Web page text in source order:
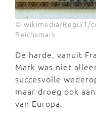
© wikimedia/Regi51/
Reichsmark
De harde, vanuit
Mark was niet
succesvolle
maar droeg ook
van Europa.